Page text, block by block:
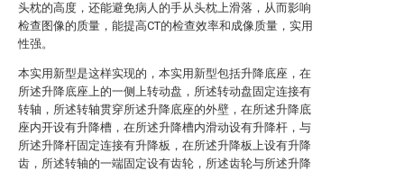
头枕的高度，还能避免病人的手从头枕上滑落，从而影响
检查图像的质量，能提高CT的检查效率和成像质量，实用
性强。
本实用新型是这样实现的，本实用新型包括升降底座，在
所述升降底座上的一侧上转动盘，所述转动盘固定连接有
转轴，所述转轴贯穿所述升降底座的外壁，在所述升降底
座内开设有升降槽，在所述升降槽内滑动设有升降杆，与
所述升降杆固定连接有升降板，在所述升降板上设有升降
齿，所述转轴的一端固定设有齿轮，所述齿轮与所述升降